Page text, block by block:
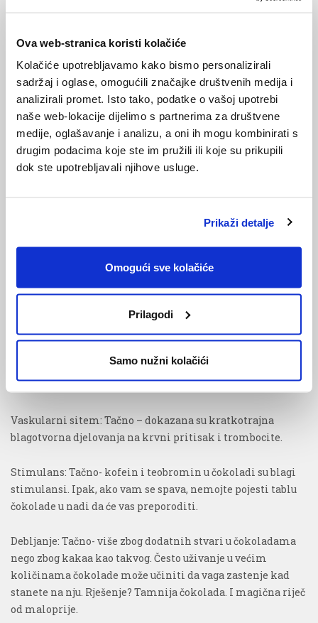
Ova web-stranica koristi kolačiće
Kolačiće upotrebljavamo kako bismo personalizirali
sadržaj i oglase, omogućili značajke društvenih medija i
analizirali promet. Isto tako, podatke o vašoj upotrebi
naše web-lokacije dijelimo s partnerima za društvene
medije, oglašavanje i analizu, a oni ih mogu kombinirati s
drugim podacima koje ste im pružili ili koje su prikupili
dok ste upotrebljavali njihove usluge.
Prikaži detalje
Omogući sve kolačiće
Prilagodi
Samo nužni kolačići
dodani šećeri, masti i aditivi.
Iako je gotovo nemoguća misija pojesti samo jedan red
novootvorene čokolade (dobro, možda i dva -tri), čokolada
je u umjerenim količinama bezopasno zadovoljstvo.
Istina ili zabluda
Čokolada izaziva ovisnost: Netačno. Još jedna urbana
legenda koja nema uporište u medicini. Navika je, opet,
Čokolada kao afrodizijak: Tačno/netačno: Ne postoji dokaz
o dobrom uticaju čokolade na seksualni život, no kakao
hormon sreće i dati malo energije. Ako ste od onih koji su
prepoznali blagotvorne efekte… Samo naprijed.
Vaskularni sitem: Tačno – dokazana su kratkotrajna
blagotvorna djelovanja na krvni pritisak i trombocite.
Stimulans: Tačno- kofein i teobromin u čokoladi su blagi
stimulansi. Ipak, ako vam se spava, nemojte pojesti tablu
čokolade u nadi da će vas preporoditi.
Debljanje: Tačno- više zbog dodatnih stvari u čokoladama
nego zbog kakaa kao takvog. Često uživanje u većim
količinama čokolade može učiniti da vaga zastenje kad
stanete na nju. Rješenje? Tamnija čokolada. I magična riječ
od maloprije.